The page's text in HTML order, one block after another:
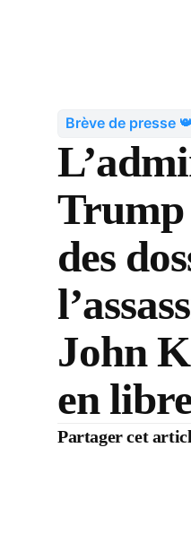
Brève de presse
Trump
des
John
en
Partager cet